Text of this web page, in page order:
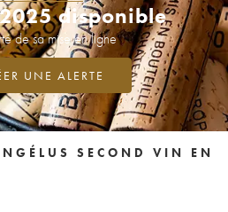
disponible
de sa mise en ligne
UNE ALERTE
SECOND VIN EN